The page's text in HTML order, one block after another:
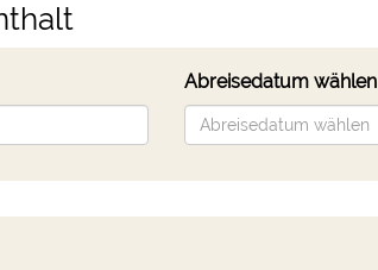
Abreisedatum wählen